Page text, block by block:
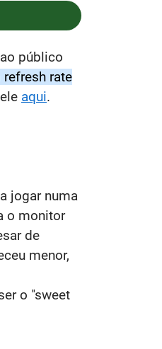
público
refresh rate
aqui.
jogar numa
o monitor
de
menor,
o "sweet